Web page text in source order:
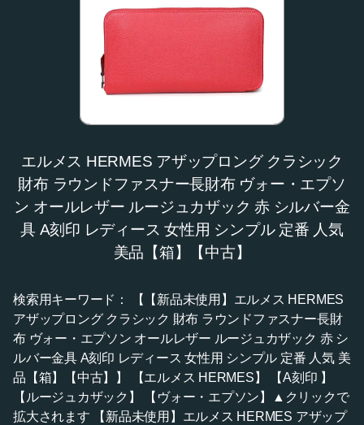
エルメス HERMES アザップロング クラシック
財布 ラウンドファスナー長財布 ヴォー・エプソ
ン オールレザー ルージュカザック 赤 シルバー金
具 A刻印 レディース 女性用 シンプル 定番 人気
美品【箱】【中古】
検索用キーワード： 【【新品未使用】エルメス HERMES
アザップロング クラシック 財布 ラウンドファスナー長財
布 ヴォー・エプソン オールレザー ルージュカザック 赤 シ
ルバー金具 A刻印 レディース 女性用 シンプル 定番 人気 美
品【箱】【中古】】 【エルメス HERMES】 【A刻印 】
【ルージュカザック】 【ヴォー・エプソン】▲クリックで
拡大されます 【新品未使用】エルメス HERMES アザップ